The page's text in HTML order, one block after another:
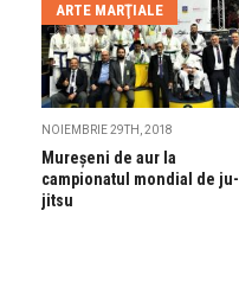
ARTE MARŢIALE
NOIEMBRIE 29TH, 2018
Mureșeni de aur la
campionatul mondial de ju-
jitsu